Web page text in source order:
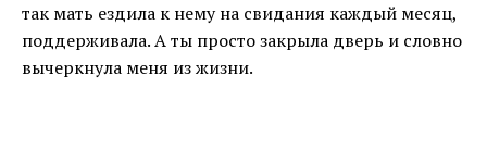
так мать ездила к нему на свидания каждый месяц,
поддерживала. А ты просто закрыла дверь и словно
вычеркнула меня из жизни.